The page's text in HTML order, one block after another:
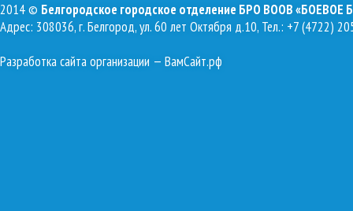
2014 © Белгородское городское отделение БРО ВООВ «БОЕВОЕ
Адрес: 308036, г. Белгород, ул. 60 лет Октября д.10, Тел.: +7 (4722)
Разработка сайта организации — ВамСайт.рф